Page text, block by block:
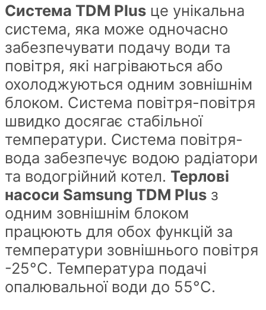
Система TDM Plus це унікальна
система, яка може одночасно
забезпечувати подачу води та
повітря, які нагріваються або
охолоджуються одним зовнішнім
блоком. Система повітря-повітря
швидко досягає стабільної
температури. Система повітря-
вода забезпечує водою радіатори
та водогрійний котел. Терлові
насоси Samsung TDM Plus з
одним зовнішнім блоком
працюють для обох функцій за
температури зовнішнього повітря
-25°С. Температура подачі
опалювальної води до 55°С.